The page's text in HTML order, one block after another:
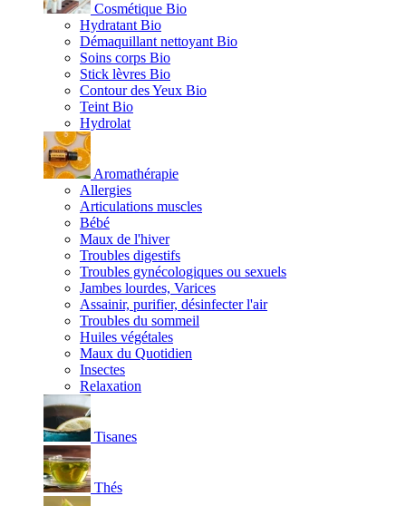
Cosmétique Bio
Hydratant Bio
Démaquillant nettoyant Bio
Soins corps Bio
Stick lèvres Bio
Contour des Yeux Bio
Teint Bio
Hydrolat
Aromathérapie
Allergies
Articulations muscles
Bébé
Maux de l'hiver
Troubles digestifs
Troubles gynécologiques ou sexuels
Jambes lourdes, Varices
Assainir, purifier, désinfecter l'air
Troubles du sommeil
Huiles végétales
Maux du Quotidien
Insectes
Relaxation
Tisanes
Thés